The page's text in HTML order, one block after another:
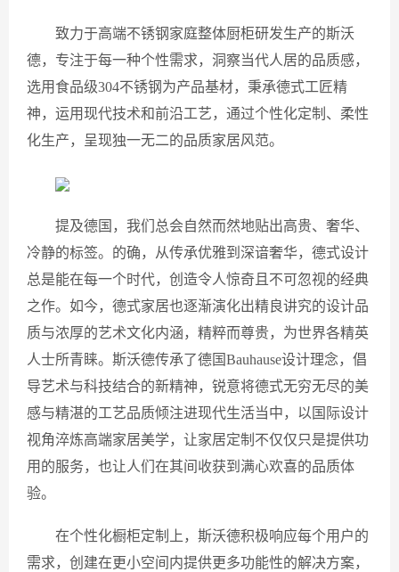
致力于高端不锈钢家庭整体厨柜研发生产的斯沃
德，专注于每一种个性需求，洞察当代人居的品质感，
选用食品级304不锈钢为产品基材，秉承德式工匠精
神，运用现代技术和前沿工艺，通过个性化定制、柔性
化生产，呈现独一无二的品质家居风范。
提及德国，我们总会自然而然地贴出高贵、奢华、
冷静的标签。的确，从传承优雅到深谙奢华，德式设计
总是能在每一个时代，创造令人惊奇且不可忽视的经典
之作。如今，德式家居也逐渐演化出精良讲究的设计品
质与浓厚的艺术文化内涵，精粹而尊贵，为世界各精英
人士所青睐。斯沃德传承了德国Bauhause设计理念，倡
导艺术与科技结合的新精神，锐意将德式无穷无尽的美
感与精湛的工艺品质倾注进现代生活当中，以国际设计
视角淬炼高端家居美学，让家居定制不仅仅只是提供功
用的服务，也让人们在其间收获到满心欢喜的品质体
验。
在个性化橱柜定制上，斯沃德积极响应每个用户的
需求，创建在更小空间内提供更多功能性的解决方案，